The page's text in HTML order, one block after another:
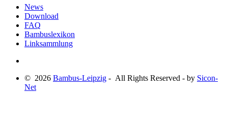
News
Download
FAQ
Bambuslexikon
Linksammlung
© 2026 Bambus-Leipzig - All Rights Reserved - by Sicon-
Net